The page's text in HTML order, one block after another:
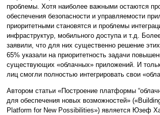
проблемы. Хотя наиболее важными остаются
обеспечения безопасности и управляемости
приоритетными становятся и проблемы
инфраструктур, мобильного доступа и т.д.
заявили, что для них существенно решение
65% указали на приоритетность задачи
существующих «облачных» приложений. И
лиц смогли полностью интегрировать свои
Автором статьи «Построение платформы
для обеспечения новых возможностей»
Platform for New Possibilities») является Юзеф